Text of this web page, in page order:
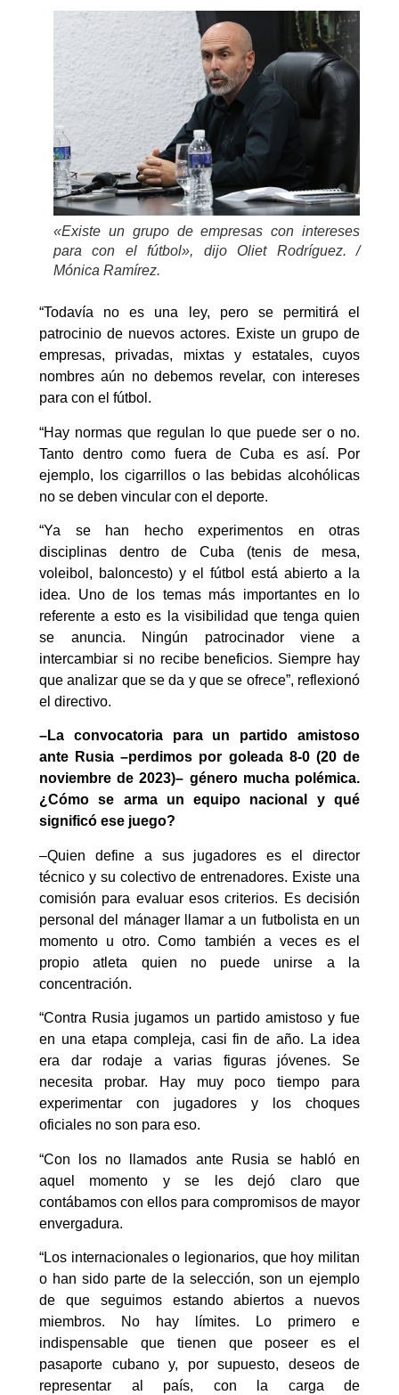
«Existe un grupo de empresas con intereses
para con el fútbol», dijo Oliet Rodríguez. /
Mónica Ramírez.
“Todavía no es una ley, pero se permitirá el
patrocinio de nuevos actores. Existe un grupo de
empresas, privadas, mixtas y estatales, cuyos
nombres aún no debemos revelar, con intereses
para con el fútbol.
“Hay normas que regulan lo que puede ser o no.
Tanto dentro como fuera de Cuba es así. Por
ejemplo, los cigarrillos o las bebidas alcohólicas
no se deben vincular con el deporte.
“Ya se han hecho experimentos en otras
disciplinas dentro de Cuba (tenis de mesa,
voleibol, baloncesto) y el fútbol está abierto a la
idea. Uno de los temas más importantes en lo
referente a esto es la visibilidad que tenga quien
se anuncia. Ningún patrocinador viene a
intercambiar si no recibe beneficios. Siempre hay
que analizar que se da y que se ofrece”, reflexionó
el directivo.
–La convocatoria para un partido amistoso
ante Rusia –perdimos por goleada 8-0 (20 de
noviembre de 2023)– género mucha polémica.
¿Cómo se arma un equipo nacional y qué
significó ese juego?
–Quien define a sus jugadores es el director
técnico y su colectivo de entrenadores. Existe una
comisión para evaluar esos criterios. Es decisión
personal del mánager llamar a un futbolista en un
momento u otro. Como también a veces es el
propio atleta quien no puede unirse a la
concentración.
“Contra Rusia jugamos un partido amistoso y fue
en una etapa compleja, casi fin de año. La idea
era dar rodaje a varias figuras jóvenes. Se
necesita probar. Hay muy poco tiempo para
experimentar con jugadores y los choques
oficiales no son para eso.
“Con los no llamados ante Rusia se habló en
aquel momento y se les dejó claro que
contábamos con ellos para compromisos de mayor
envergadura.
“Los internacionales o legionarios, que hoy militan
o han sido parte de la selección, son un ejemplo
de que seguimos estando abiertos a nuevos
miembros. No hay límites. Lo primero e
indispensable que tienen que poseer es el
pasaporte cubano y, por supuesto, deseos de
representar al país, con la carga de